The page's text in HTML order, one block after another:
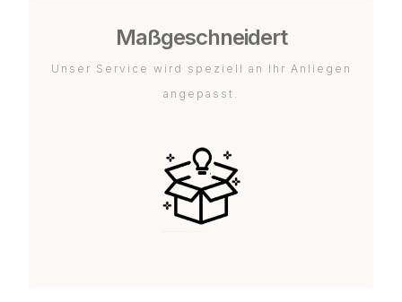
Maßgeschneidert
Unser Service wird speziell an Ihr Anliegen
angepasst.